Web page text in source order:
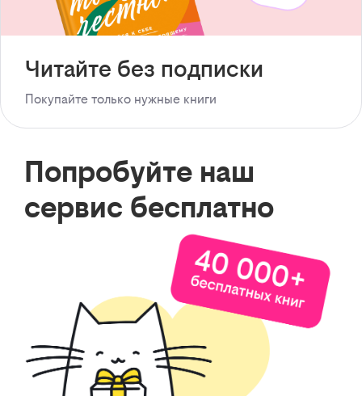
Читайте без подписки
Покупайте только нужные книги
Попробуйте наш
сервис бесплатно